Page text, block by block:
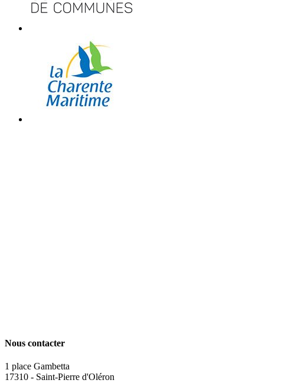
Nous contacter
1 place Gambetta
17310 - Saint-Pierre d'Oléron